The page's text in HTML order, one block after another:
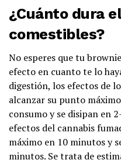
¿Cuánto dura
comestibles?
No esperes que tu
efecto en cuanto te lo
digestión, los efectos de
alcanzar su punto
consumo y se disipan en
efectos del cannabis
máximo en 10 minutos y
minutos. Se trata de